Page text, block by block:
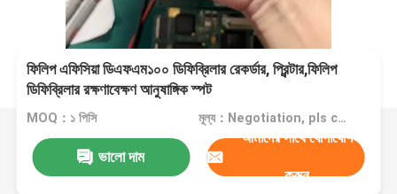
ফিলিপ এফিসিয়া ডিএফএম১০০ ডিফিব্রিলার রেকর্ডার, প্রিন্টার,ফিলিপ
ডিফিব্রিলার রক্ষণাবেক্ষণ আনুষাঙ্গিক স্পট
MOQ：১ পিসি মূল্য：Negotiation, pls contact me
ভালো দাম
আমাদের সাথে যোগাযোগ
করুন